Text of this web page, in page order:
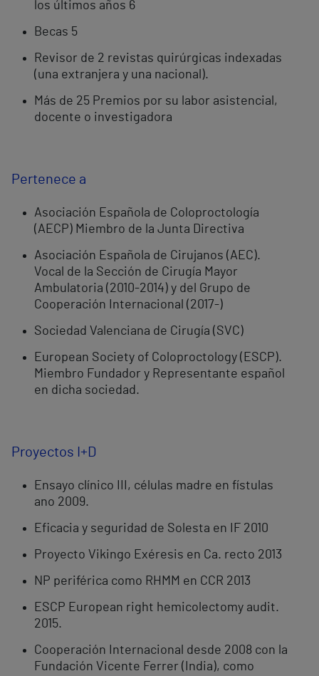
los últimos años 6
Becas 5
Revisor de 2 revistas quirúrgicas indexadas
(una extranjera y una nacional).
Más de 25 Premios por su labor asistencial,
docente o investigadora
Pertenece a
Asociación Española de Coloproctología
(AECP) Miembro de la Junta Directiva
Asociación Española de Cirujanos (AEC).
Vocal de la Sección de Cirugía Mayor
Ambulatoria (2010-2014) y del Grupo de
Cooperación Internacional (2017-)
Sociedad Valenciana de Cirugía (SVC)
European Society of Coloproctology (ESCP).
Miembro Fundador y Representante español
en dicha sociedad.
Proyectos I+D
Ensayo clínico III, células madre en fístulas
ano 2009.
Eficacia y seguridad de Solesta en IF 2010
Proyecto Vikingo Exéresis en Ca. recto 2013
NP periférica como RHMM en CCR 2013
ESCP European right hemicolectomy audit.
2015.
Cooperación Internacional desde 2008 con la
Fundación Vicente Ferrer (India), como